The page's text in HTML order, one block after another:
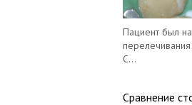
Пациент был
С...
Сравнение